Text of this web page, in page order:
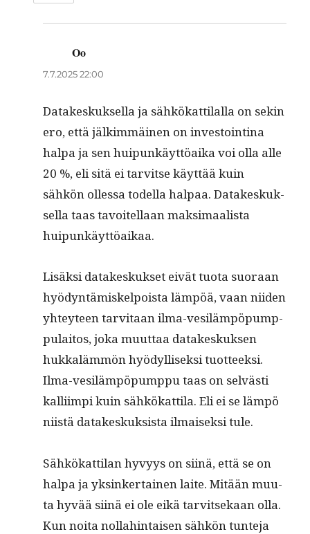
Oo
7.7.2025 22:00
Datakeskuk­sel­la ja sähkökat­ti­lal­la on sekin
ero, että jälkim­mäi­nen on investointi­na
hal­pa ja sen huipunkäyt­töai­ka voi olla alle
20 %, eli sitä ei tarvitse käyt­tää kuin
sähkön ollessa todel­la hal­paa. Datakeskuk­
sel­la taas tavoitel­laan mak­si­maal­ista
huipunkäyttöaikaa.
Lisäk­si datakeskuk­set eivät tuo­ta suo­raan
hyö­dyn­tämiskelpoista läm­pöä, vaan niiden
yhtey­teen tarvi­taan ilma-vesiläm­pöpump­
pu­laitos, joka muut­taa datakeskuk­sen
hukkaläm­mön hyödyl­lisek­si tuot­teek­si.
Ilma-vesiläm­pöpump­pu taas on selvästi
kalli­impi kuin sähkökat­ti­la. Eli ei se läm­pö
niistä datakeskuk­sista ilmaisek­si tule.
Sähkökat­ti­lan hyvyys on siinä, että se on
hal­pa ja yksinker­tainen laite. Mitään muu­
ta hyvää siinä ei ole eikä tarvit­sekaan olla.
Kun noi­ta nol­lahin­taisen sähkön tun­te­ja